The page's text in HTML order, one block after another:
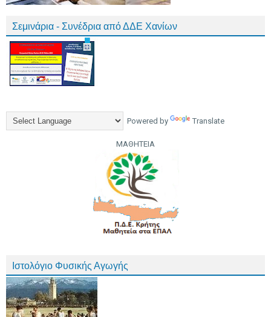
Σεμινάρια - Συνέδρια από ΔΔΕ Χανίων
Powered by Translate
ΜΑΘΗΤΕΙΑ
Ιστολόγιο Φυσικής Αγωγής